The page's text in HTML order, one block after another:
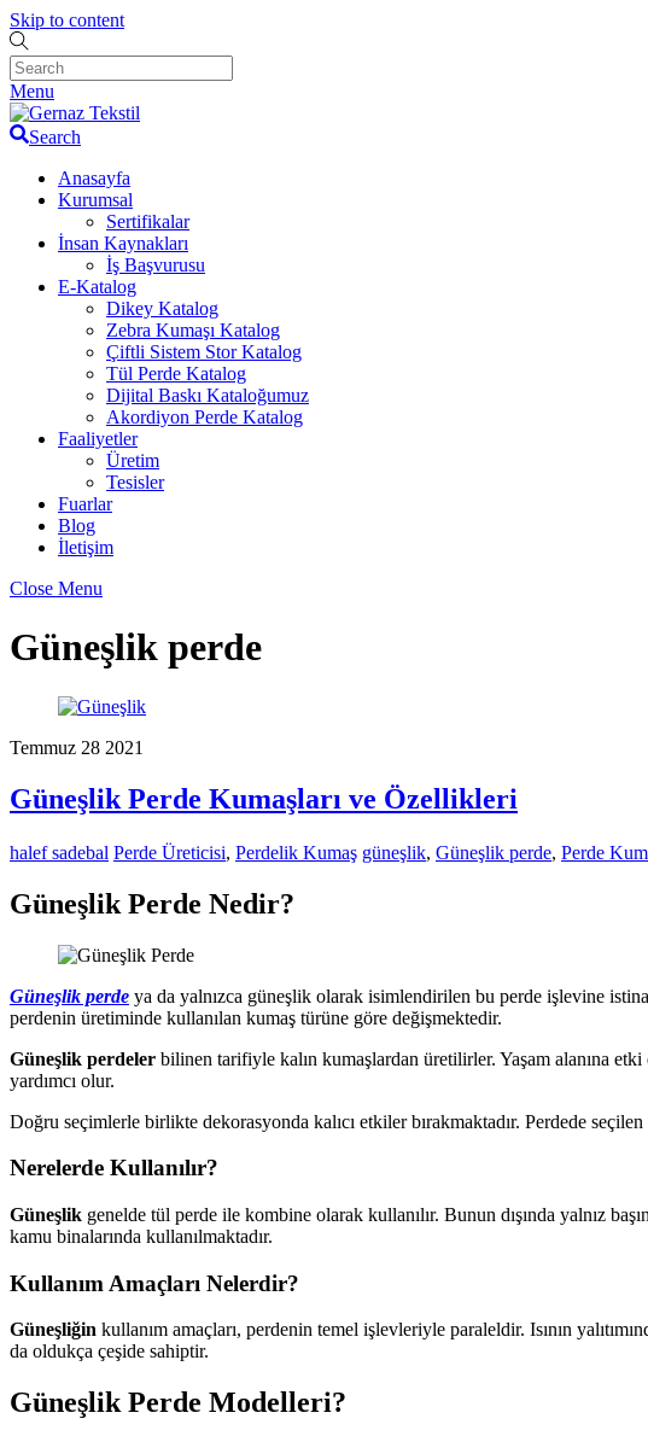
Skip to content
Menu
Search
Anasayfa
Kurumsal
Sertifikalar
İnsan Kaynakları
İş Başvurusu
E-Katalog
Dikey Katalog
Zebra Kumaşı Katalog
Çiftli Sistem Stor Katalog
Tül Perde Katalog
Dijital Baskı Kataloğumuz
Akordiyon Perde Katalog
Faaliyetler
Üretim
Tesisler
Fuarlar
Blog
İletişim
Close Menu
Güneşlik perde
Temmuz 28 2021
Güneşlik Perde Kumaşları ve Özellikleri
halef sadebal Perde Üreticisi, Perdelik Kumaş güneşlik, Güneşlik perde, Perde
Güneşlik Perde Nedir?
Güneşlik perde ya da yalnızca güneşlik olarak isimlendirilen bu perde işlevine
perdenin üretiminde kullanılan kumaş türüne göre değişmektedir.
Güneşlik perdeler bilinen tarifiyle kalın kumaşlardan üretilirler. Yaşam alanına etki
yardımcı olur.
Doğru seçimlerle birlikte dekorasyonda kalıcı etkiler bırakmaktadır. Perdede
Nerelerde Kullanılır?
Güneşlik genelde tül perde ile kombine olarak kullanılır. Bunun dışında yalnız
kamu binalarında kullanılmaktadır.
Kullanım Amaçları Nelerdir?
Güneşliğin kullanım amaçları, perdenin temel işlevleriyle paraleldir. Isının
da oldukça çeşide sahiptir.
Güneşlik Perde Modelleri?